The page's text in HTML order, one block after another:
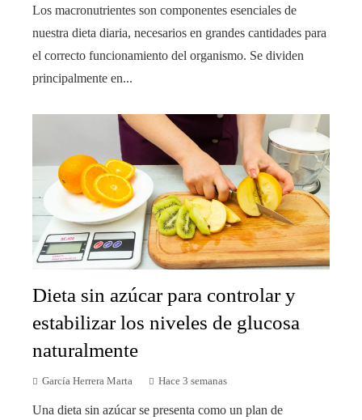
Los macronutrientes son componentes esenciales de
nuestra dieta diaria, necesarios en grandes cantidades para
el correcto funcionamiento del organismo. Se dividen
principalmente en...
Dieta sin azúcar para controlar y
estabilizar los niveles de glucosa
naturalmente
García Herrera Marta Hace 3 semanas
Una dieta sin azúcar se presenta como un plan de